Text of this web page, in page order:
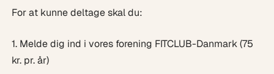
For at kunne deltage skal du:
1. Melde dig ind i vores forening FITCLUB-Danmark (75
kr. pr. år)